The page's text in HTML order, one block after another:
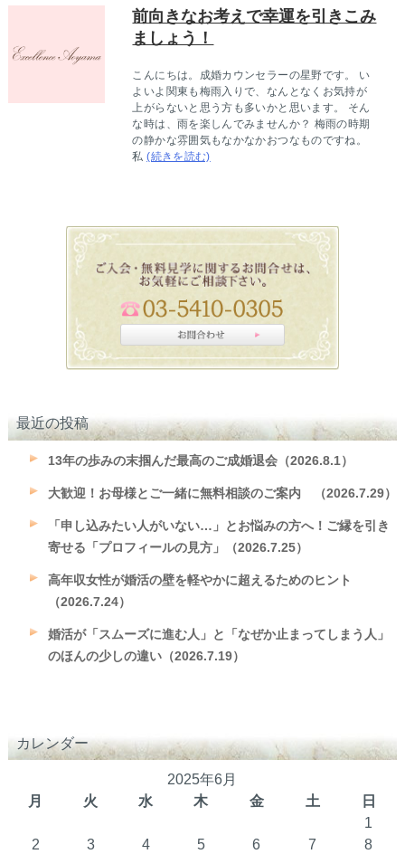
前向きなお考えで幸運を引きこみ
ましょう！
こんにちは。成婚カウンセラーの星野です。 い
よいよ関東も梅雨入りで、なんとなくお気持が
上がらないと思う方も多いかと思います。 そん
な時は、雨を楽しんでみませんか？ 梅雨の時期
の静かな雰囲気もなかなかおつなものですね。
私(続きを読む)
最近の投稿
13年の歩みの末掴んだ最高のご成婚退会（2026.8.1）
大歓迎！お母様とご一緒に無料相談のご案内 （2026.7.29）
「申し込みたい人がいない…」とお悩みの方へ！ご縁を引き
寄せる「プロフィールの見方」（2026.7.25）
高年収女性が婚活の壁を軽やかに超えるためのヒント
（2026.7.24）
婚活が「スムーズに進む人」と「なぜか止まってしまう人」
のほんの少しの違い（2026.7.19）
カレンダー
2025年6月
月
火 水 木 金 土
日
1
2
3 4 5 6 7
8